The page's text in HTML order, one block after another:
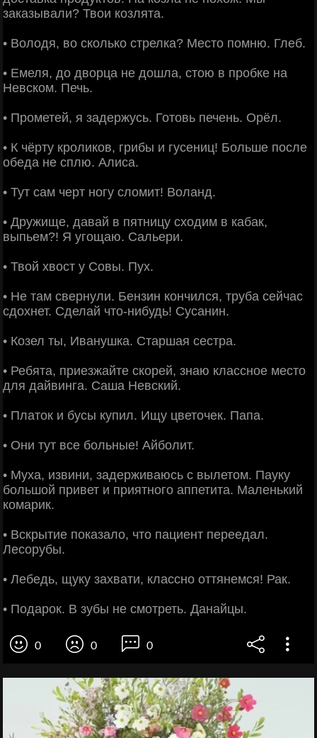
заказывали? Твои козлята.
• Володя, во сколько стрелка? Место помню. Глеб.
• Емеля, до дворца не дошла, стою в пробке на
Невском. Печь.
• Прометей, я задержусь. Готовь печень. Орёл.
• К чёрту кроликов, грибы и гусениц! Больше после
обеда не сплю. Алиса.
• Тут сам черт ногу сломит! Воланд.
• Дружище, давай в пятницу сходим в кабак,
выпьем?! Я угощаю. Сальери.
• Твой хвост у Совы. Пух.
• Не там свернули. Бензин кончился, труба сейчас
сдохнет. Сделай что-нибудь! Сусанин.
• Козел ты, Иванушка. Старшая сестра.
• Ребята, приезжайте скорей, знаю классное место
для дайвинга. Саша Невский.
• Платок и бусы купил. Ищу цветочек. Папа.
• Они тут все больные! Айболит.
• Муха, извини, задерживаюсь с вылетом. Пауку
большой привет и приятного аппетита. Маленький
комарик.
• Вскрытие показало, что пациент переедал.
Лесорубы.
• Лебедь, щуку захвати, классно оттянемся! Рак.
• Подарок. В зубы не смотреть. Данайцы.
0 0 0